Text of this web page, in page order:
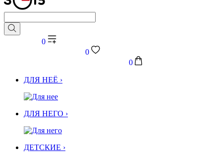
0
0
0
ДЛЯ НЕЁ ›
ДЛЯ НЕГО ›
ДЕТСКИЕ ›